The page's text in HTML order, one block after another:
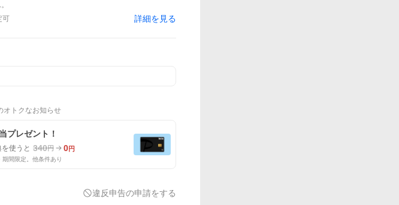
可 詳細を見る
オトクなお知らせ
プレゼント！
使うと 340円 0円
間限定。他条件あり
違反申告の申請をする